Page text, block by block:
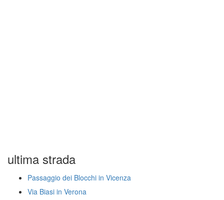
ultima strada
Passaggio dei Blocchi in Vicenza
Via Biasi in Verona